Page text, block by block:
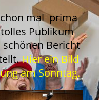
mal prima
Publikum
Bericht
Hier ein Bild
am Sonntag.